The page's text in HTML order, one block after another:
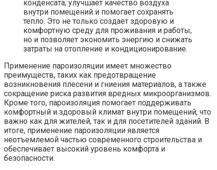
конденсата, улучшает качество воздуха
внутри помещений и помогает сохранять
тепло. Это не только создает здоровую и
комфортную среду для проживания и работы,
но и позволяет экономить энергию и снижать
затраты на отопление и кондиционирование.
Применение пароизоляции имеет множество
преимуществ, таких как предотвращение
возникновения плесени и гниения материалов, а также
сокращение риска развития вредных микроорганизмов.
Кроме того, пароизоляция помогает поддерживать
комфортный и здоровый климат внутри помещений, что
важно как для жителей, так и для посетителей зданий. В
итоге, применение пароизоляции является
неотъемлемой частью современного строительства и
обеспечивает высокий уровень комфорта и
безопасности.